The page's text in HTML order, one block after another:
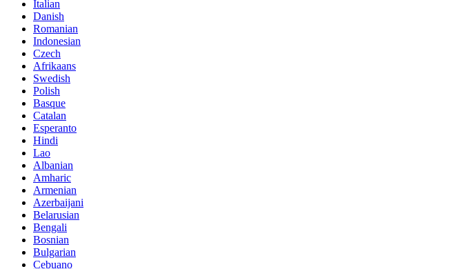
Italian
Danish
Romanian
Indonesian
Czech
Afrikaans
Swedish
Polish
Basque
Catalan
Esperanto
Hindi
Lao
Albanian
Amharic
Armenian
Azerbaijani
Belarusian
Bengali
Bosnian
Bulgarian
Cebuano